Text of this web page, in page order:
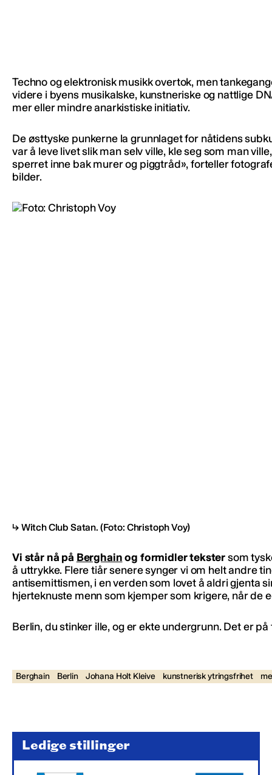
Techno og elektronisk musikk overtok, men
videre i byens musikalske, kunstneriske og nattlige
mer eller mindre anarkistiske initiativ.
De østtyske punkerne la grunnlaget for nåtidens
var å leve livet slik man selv ville, kle seg som man
sperret inne bak murer og piggtråd», forteller
bilder.
Witch Club Satan. (Foto: Christoph Voy)
Vi står nå på Berghainog formidler tekstersom
å uttrykke. Flere tiår senere synger vi om helt andre
antisemittismen, i en verden som lovet å aldri gjenta
hjerteknuste menn som kjemper som krigere, når de
Berlin, du stinker ille, og er ekte undergrunn. Det er
Berghain Berlin Johana Holt Kleive kunstnerisk ytringsfrihet
Ledige stillinger